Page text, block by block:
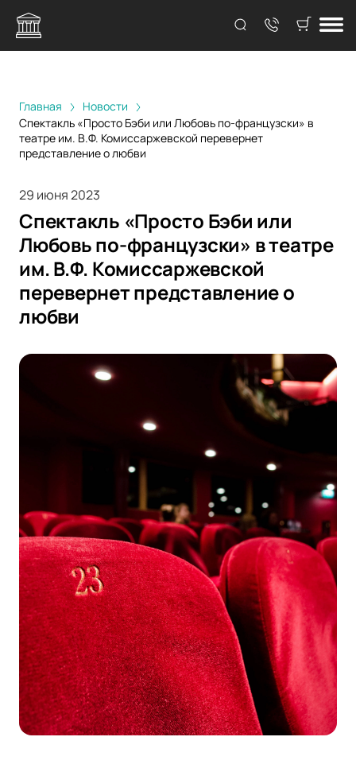
Главная
Новости
Спектакль «Просто Бэби или Любовь по-французски» в
театре им. В.Ф. Комиссаржевской перевернет
представление о любви
29 июня 2023
Спектакль «Просто Бэби или
Любовь по-французски» в театре
им. В.Ф. Комиссаржевской
перевернет представление о
любви